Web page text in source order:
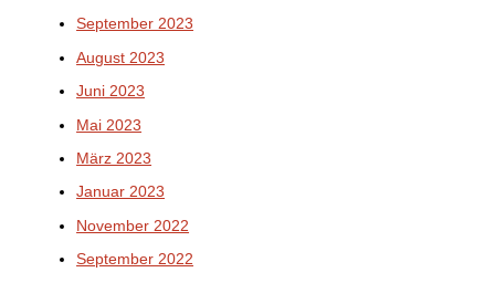
September 2023
August 2023
Juni 2023
Mai 2023
März 2023
Januar 2023
November 2022
September 2022